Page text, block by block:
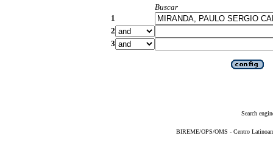
Buscar
1
2
3
Search
BIREME/OPS/OMS - Centro